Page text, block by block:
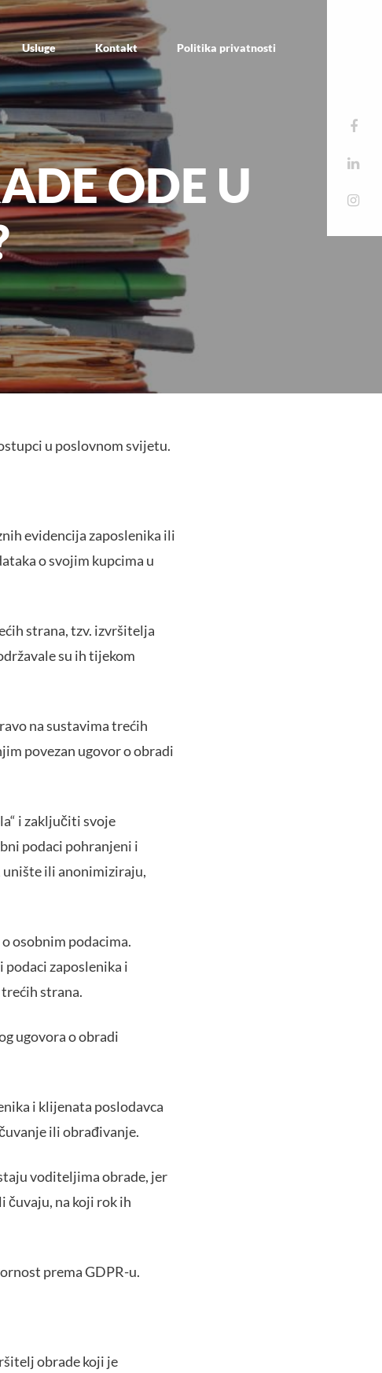
Usluge Kontakt Politika privatnosti
ODE U
u poslovnom svijetu.
evidencija zaposlenika ili
o svojim kupcima u
strana, tzv. izvršitelja
su ih tijekom
na sustavima trećih
povezan ugovor o obradi
i zaključiti svoje
podaci pohranjeni i
ili anonimiziraju,
osobnim podacima.
podaci zaposlenika i
strana.
ugovora o obradi
i klijenata poslodavca
ili obrađivanje.
voditeljima obrade, jer
čuvaju, na koji rok ih
prema GDPR-u.
obrade koji je